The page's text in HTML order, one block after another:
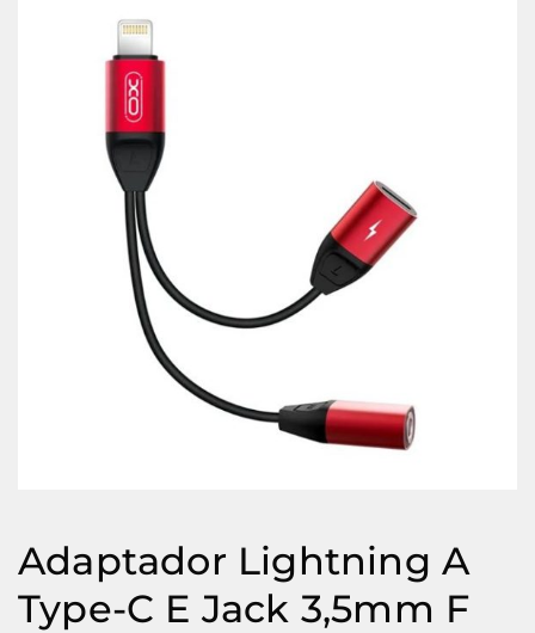
Adaptador Lightning A
Type-C E Jack 3,5mm F